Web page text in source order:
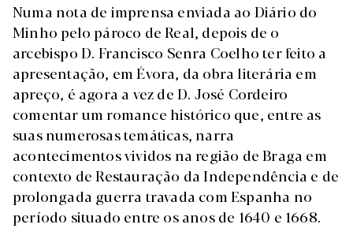
Numa nota de imprensa enviada ao Diário do
Minho pelo pároco de Real, depois de o
arcebispo D. Francisco Senra Coelho ter feito a
apresentação, em Évora, da obra literária em
apreço, é agora a vez de D. José Cordeiro
comentar um romance histórico que, entre as
suas numerosas temáticas, narra
acontecimentos vividos na região de Braga em
contexto de Restauração da Independência e de
prolongada guerra travada com Espanha no
período situado entre os anos de 1640 e 1668.